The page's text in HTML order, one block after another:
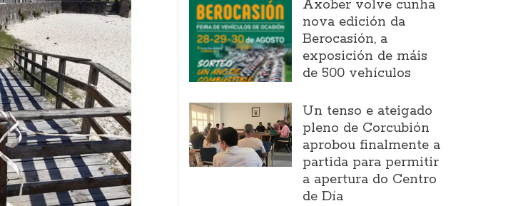
Axober volve cunha
nova edición da
Berocasión, a
exposición de máis
de 500 vehículos
Un tenso e ateigado
pleno de Corcubión
aprobou finalmente a
partida para permitir
a apertura do Centro
de Día